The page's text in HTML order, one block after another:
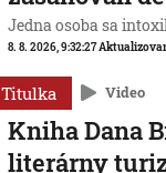
Jedna osoba sa
8. 8. 2026, 9:32:27
Titulka Video
Kniha Dana
literárny